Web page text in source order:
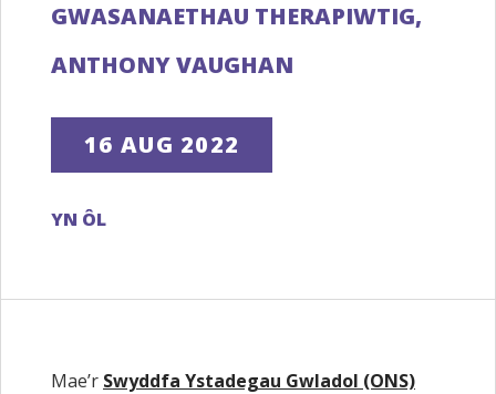
GWASANAETHAU THERAPIWTIG,
ANTHONY VAUGHAN
16 AUG 2022
YN ÔL
Mae’r Swyddfa Ystadegau Gwladol (ONS)